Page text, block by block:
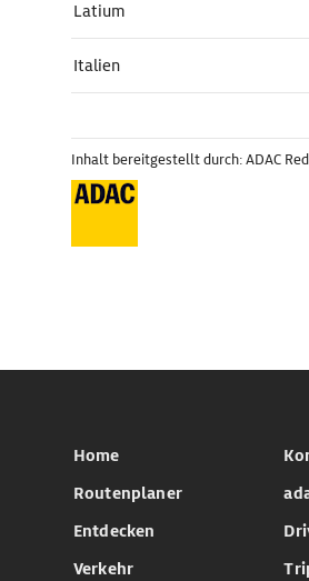
Latium
Italien
Inhalt bereitgestellt durch: ADAC
Home
Routenplaner
Entdecken
Verkehr